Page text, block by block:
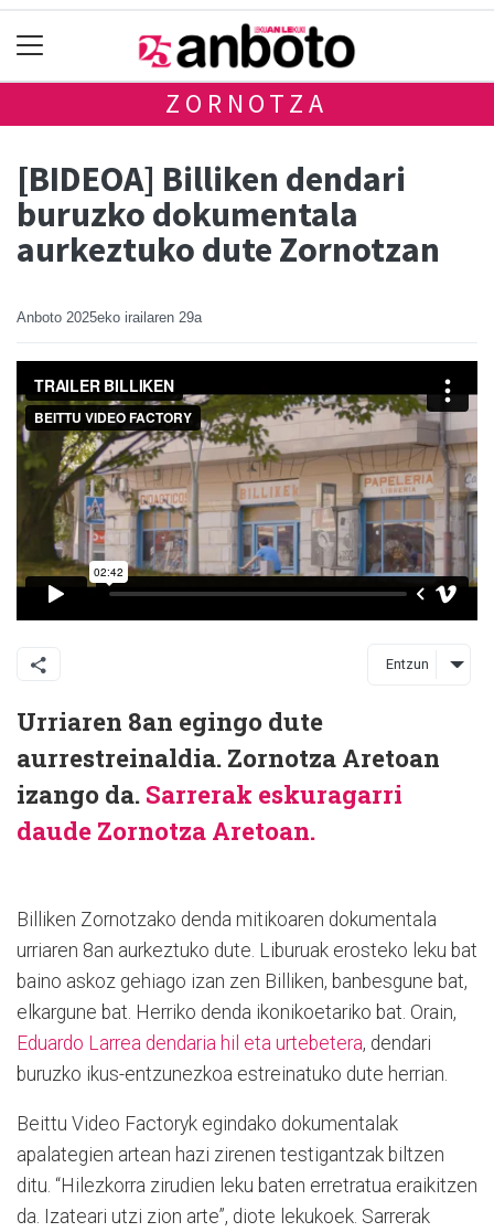
ZORNOTZA
[BIDEOA] Billiken dendari
buruzko dokumentala
aurkeztuko dute Zornotzan
Anboto 2025eko irailaren 29a
Entzun
Urriaren 8an egingo dute
aurrestreinaldia. Zornotza Aretoan
izango da. Sarrerak eskuragarri
daude Zornotza Aretoan.
Billiken Zornotzako denda mitikoaren dokumentala
urriaren 8an aurkeztuko dute. Liburuak erosteko leku bat
baino askoz gehiago izan zen Billiken, banbesgune bat,
elkargune bat. Herriko denda ikonikoetariko bat. Orain,
Eduardo Larrea dendaria hil eta urtebetera, dendari
buruzko ikus-entzunezkoa estreinatuko dute herrian.
Beittu Video Factoryk egindako dokumentalak
apalategien artean hazi zirenen testigantzak biltzen
ditu. “Hilezkorra zirudien leku baten erretratua eraikitzen
da. Izateari utzi zion arte”, diote lekukoek. Sarrerak